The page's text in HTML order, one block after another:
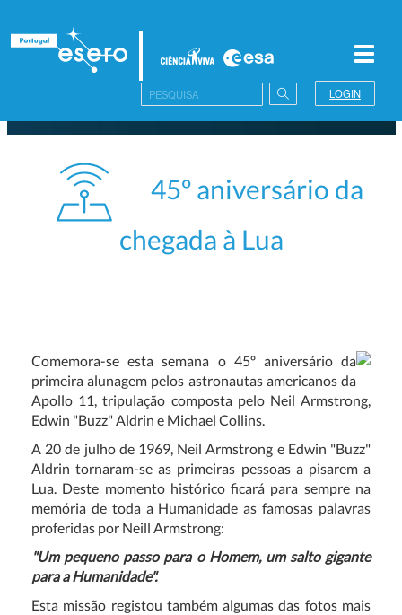
LOGIN
45º aniversário da
chegada à Lua
Comemora-se esta semana o 45º aniversário da
primeira alunagem pelos astronautas americanos da
Apollo 11, tripulação composta pelo Neil Armstrong,
Edwin "Buzz" Aldrin e Michael Collins.
A 20 de julho de 1969, Neil Armstrong e Edwin "Buzz"
Aldrin tornaram-se as primeiras pessoas a pisarem a
Lua. Deste momento histórico ficará para sempre na
memória de toda a Humanidade as famosas palavras
proferidas por Neill Armstrong:
"Um pequeno passo para o Homem, um salto gigante
para a Humanidade".
Esta missão registou também algumas das fotos mais